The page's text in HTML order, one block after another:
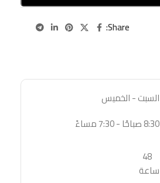
Share:
السبت - الخميس
8:30 صباحًا - 7:30 مساءً
48
ساعة